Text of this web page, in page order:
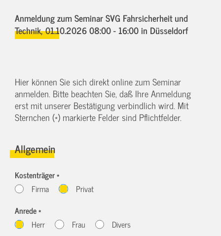
Anmeldung zum Seminar SVG Fahrsicherheit und
Technik,01.10.2026 08:00 - 16:00in Düsseldorf
Hier können Sie sich direkt online zum Seminar
anmelden. Bitte beachten Sie, daß Ihre Anmeldung
erst mit unserer Bestätigung verbindlich wird. Mit
Sternchen (*) markierte Felder sind Pflichtfelder.
Allgemein
Kostenträger *
Firma
Privat
Anrede *
Herr
Frau Divers